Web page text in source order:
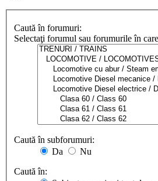
Caută în forumuri:
Selectaţi forumul sau forumurile în
Caută în subforumuri:
Da
Nu
Caută în: